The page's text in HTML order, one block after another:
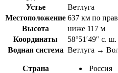
Устье
Ветлуга
Местоположение 637 км по
Высота
ниже 117 м
Координаты
58°51′49″ с.
Водная система Ветлуга →
Страна Россия